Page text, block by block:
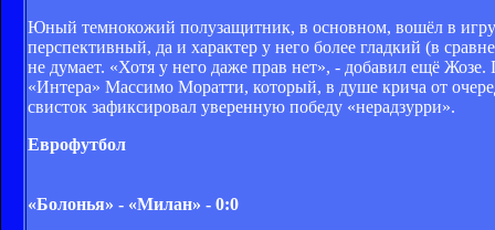
Юный темнокожий полузащитник, в основном, вошёл в игру
перспективный, да и характер у него более гладкий (в
не думает. «Хотя у него даже прав нет», - добавил ещё
«Интера» Массимо Моратти, который, в душе крича от
свисток зафиксировал уверенную победу «нерадзурри».
Еврофутбол
«Болонья» - «Милан» - 0:0